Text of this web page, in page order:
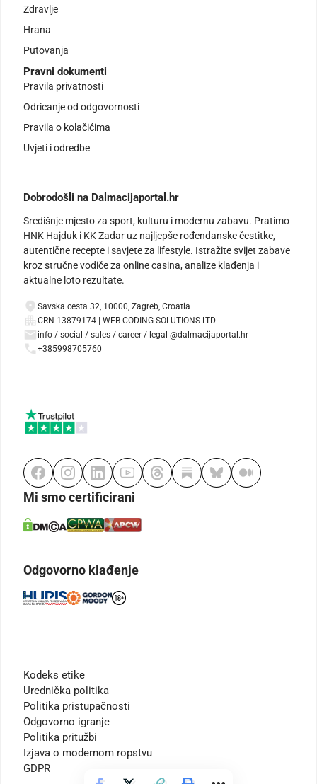
Zdravlje
Hrana
Putovanja
Pravni dokumenti
Pravila privatnosti
Odricanje od odgovornosti
Pravila o kolačićima
Uvjeti i odredbe
Dobrodošli na Dalmacijaportal.hr
Središnje mjesto za sport, kulturu i modernu zabavu. Pratimo
HNK Hajduk i KK Zadar uz najljepše rođendanske čestitke,
autentične recepte i savjete za lifestyle. Istražite svijet zabave
kroz stručne vodiče za online casina, analize klađenja i
aktualne loto rezultate.
Savska cesta 32, 10000, Zagreb, Croatia
CRN 13879174 | WEB CODING SOLUTIONS LTD
info / social / sales / career / legal @dalmacijaportal.hr
+385998705760
Mi smo certificirani
Odgovorno klađenje
Kodeks etike
Urednička politika
Politika pristupačnosti
Odgovorno igranje
Politika pritužbi
Izjava o modernom ropstvu
GDPR